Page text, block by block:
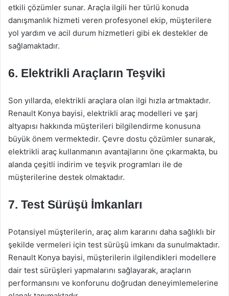
etkili çözümler sunar. Araçla ilgili her türlü konuda
danışmanlık hizmeti veren profesyonel ekip, müşterilere
yol yardım ve acil durum hizmetleri gibi ek destekler de
sağlamaktadır.
6. Elektrikli Araçların Teşviki
Son yıllarda, elektrikli araçlara olan ilgi hızla artmaktadır.
Renault Konya bayisi, elektrikli araç modelleri ve şarj
altyapısı hakkında müşterileri bilgilendirme konusuna
büyük önem vermektedir. Çevre dostu çözümler sunarak,
elektrikli araç kullanmanın avantajlarını öne çıkarmakta, bu
alanda çeşitli indirim ve teşvik programları ile de
müşterilerine destek olmaktadır.
7. Test Sürüşü İmkanları
Potansiyel müşterilerin, araç alım kararını daha sağlıklı bir
şekilde vermeleri için test sürüşü imkanı da sunulmaktadır.
Renault Konya bayisi, müşterilerin ilgilendikleri modellere
dair test sürüşleri yapmalarını sağlayarak, araçların
performansını ve konforunu doğrudan deneyimlemelerine